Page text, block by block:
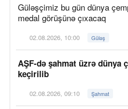
Güləşçimiz bu gün dünya
medal görüşünə çıxacaq
02.08.2026, 10:00 Güləş
AŞF-də şahmat üzrə dünya
keçirilib
02.08.2026, 09:10 Şahmat